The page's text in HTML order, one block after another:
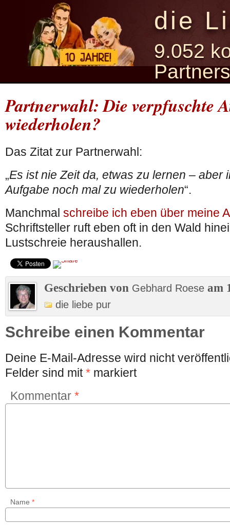
die
9.052
Partnerwahl: Die verpfuschte
wiederholen?
Das Zitat zur Partnerwahl:
„Es ist nie Zeit da, etwas zu lernen – aber
Aufgabe noch mal zu wiederholen“.
Manchmal schreibe ich eben über meine
Schriftsteller ruft eben oft in den Wald
Lustschreie heraushallen.
Geschrieben von Gebhard Roese am
die liebe pur
Schreibe einen Kommentar
Deine E-Mail-Adresse wird nicht
Felder sind mit* markiert
Kommentar *
Name *